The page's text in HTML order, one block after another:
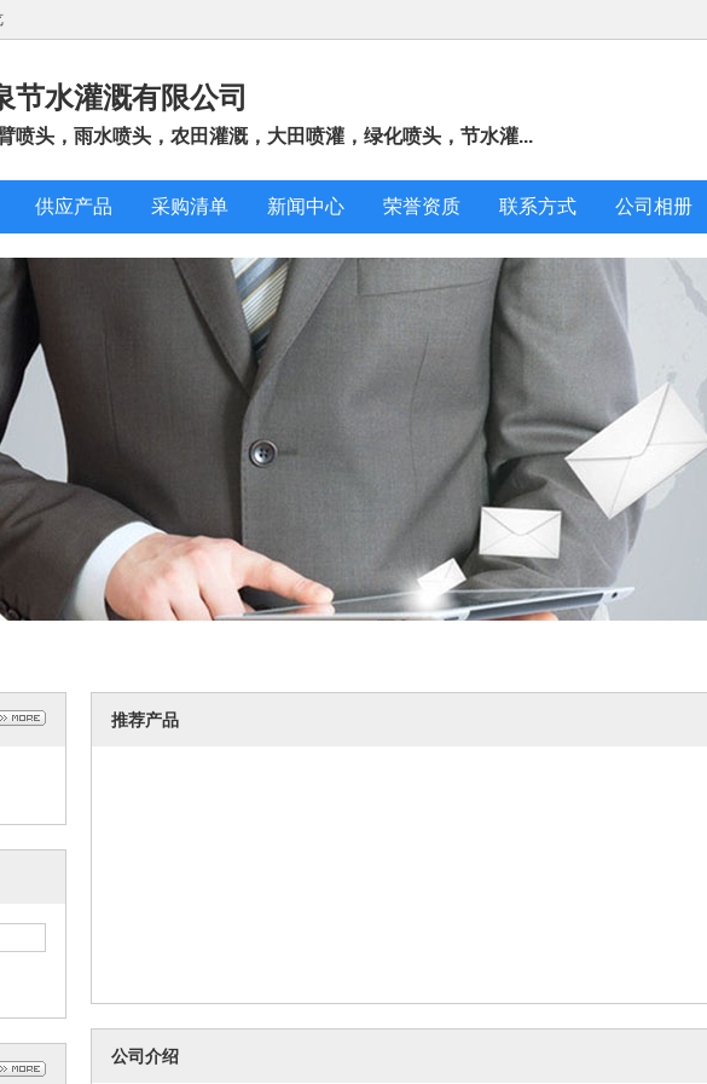
节水灌溉有限公司
喷头，雨水喷头，农田灌溉，大田喷灌，绿化喷头，节水灌...
供应产品 采购清单 新闻中心 荣誉资质 联系方式 公司相册
推荐产品
公司介绍